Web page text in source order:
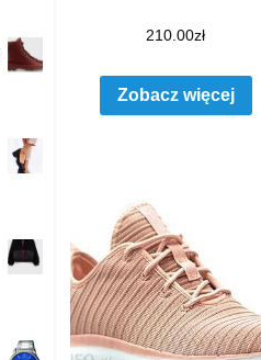
210.00zł
Zobacz więcej